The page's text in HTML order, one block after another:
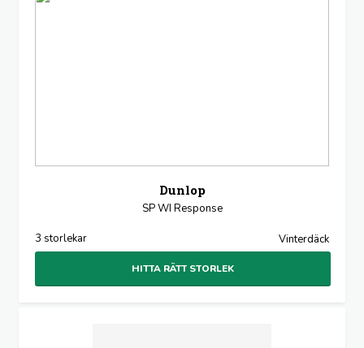
Dunlop
SP WI Response
3 storlekar Vinterdäck
HITTA RÄTT STORLEK